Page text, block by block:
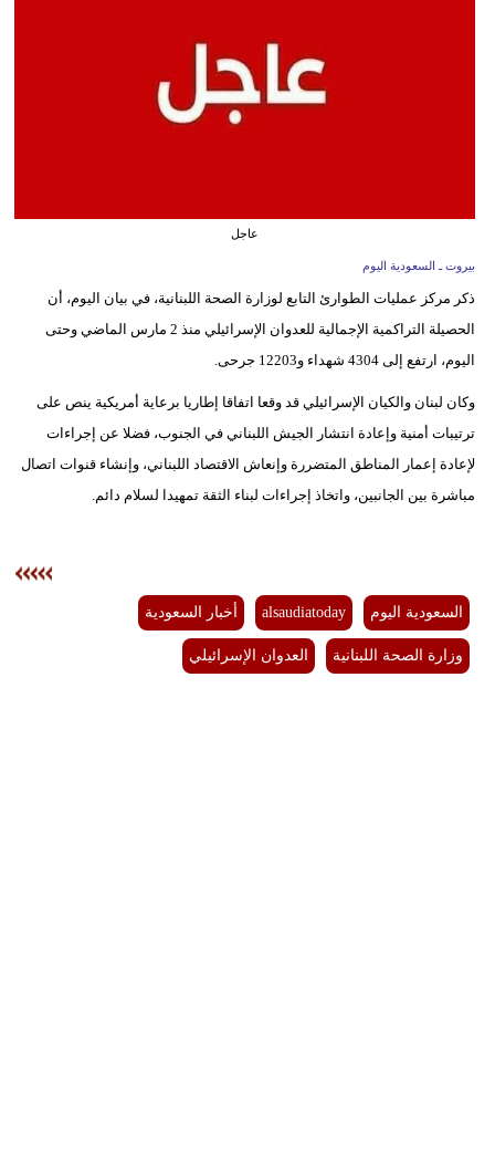
علوم
وتكنولوجيا
مدوَّنات
سيارات
عاجل
بيروت ـ السعودية اليوم
ذكر مركز عمليات الطوارئ التابع لوزارة الصحة اللبنانية، في بيان اليوم، أن
الحصيلة التراكمية الإجمالية للعدوان الإسرائيلي منذ 2 مارس الماضي وحتى
اليوم، ارتفع إلى 4304 شهداء و12203 جرحى.
وكان لبنان والكيان الإسرائيلي قد وقعا اتفاقا إطاريا برعاية أمريكية ينص على
ترتيبات أمنية وإعادة انتشار الجيش اللبناني في الجنوب، فضلا عن إجراءات
لإعادة إعمار المناطق المتضررة وإنعاش الاقتصاد اللبناني، وإنشاء قنوات اتصال
مباشرة بين الجانبين، واتخاذ إجراءات لبناء الثقة تمهيدا لسلام دائم.
السعودية اليوم alsaudiatoday أخبار السعودية
وزارة الصحة اللبنانية العدوان الإسرائيلي